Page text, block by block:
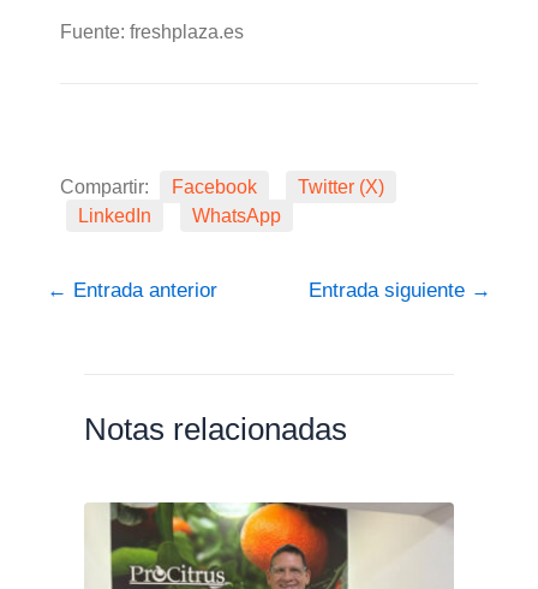
Fuente: freshplaza.es
Compartir: Facebook
Twitter (X)
LinkedIn
WhatsApp
← Entrada anterior Entrada siguiente →
Notas relacionadas